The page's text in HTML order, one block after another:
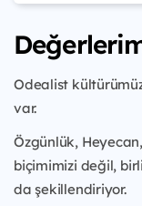
Odealist
var.
Özgünlük,
biçimimizi değil,
da şekillendiriyor.